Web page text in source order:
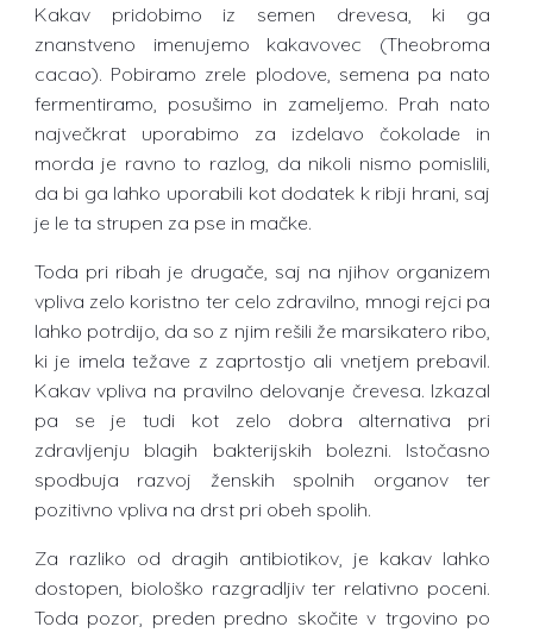
Kakav pridobimo iz semen drevesa, ki ga
znanstveno imenujemo kakavovec (Theobroma
cacao). Pobiramo zrele plodove, semena pa nato
fermentiramo, posušimo in zameljemo. Prah nato
največkrat uporabimo za izdelavo čokolade in
morda je ravno to razlog, da nikoli nismo pomislili,
da bi ga lahko uporabili kot dodatek k ribji hrani, saj
je le ta strupen za pse in mačke.
Toda pri ribah je drugače, saj na njihov organizem
vpliva zelo koristno ter celo zdravilno, mnogi rejci pa
lahko potrdijo, da so z njim rešili že marsikatero ribo,
ki je imela težave z zaprtostjo ali vnetjem prebavil.
Kakav vpliva na pravilno delovanje črevesa. Izkazal
pa se je tudi kot zelo dobra alternativa pri
zdravljenju blagih bakterijskih bolezni. Istočasno
spodbuja razvoj ženskih spolnih organov ter
pozitivno vpliva na drst pri obeh spolih.
Za razliko od dragih antibiotikov, je kakav lahko
dostopen, biološko razgradljiv ter relativno poceni.
Toda pozor, preden predno skočite v trgovino po